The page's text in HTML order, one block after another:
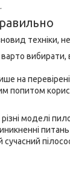
техніки,
на
попитом
моделі
сучасний